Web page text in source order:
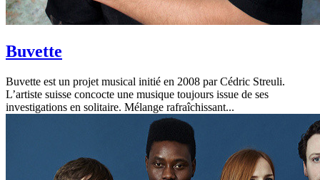
Buvette
Buvette est un projet musical initié en 2008 par Cédric Streuli.
L’artiste suisse concocte une musique toujours issue de ses
investigations en solitaire. Mélange rafraîchissant...